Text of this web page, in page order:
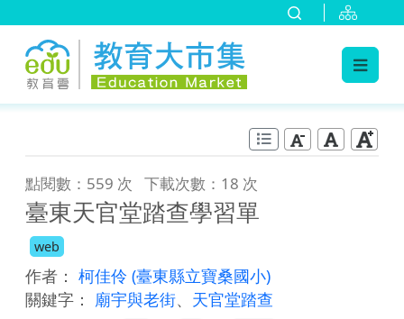
點閱數：559 次 下載次數：18 次
臺東天官堂踏查學習單
web
作者： 柯佳伶 (臺東縣立寶桑國小)
關鍵字： 廟宇與老街、 天官堂踏查